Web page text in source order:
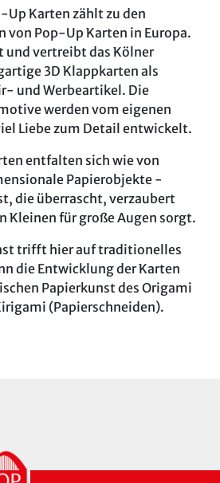
Up Karten zählt zu den
von Pop-Up Karten in Europa.
und vertreibt das Kölner
3D Klappkarten als
und Werbeartikel. Die
werden vom eigenen
Liebe zum Detail entwickelt.
entfalten sich wie von
Papierobjekte -
die überrascht, verzaubert
Kleinen für große Augen sorgt.
trifft hier auf traditionelles
die Entwicklung der Karten
Papierkunst des Origami
(Papierschneiden).